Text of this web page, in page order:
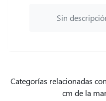
Sin
Categorías relacionadas
cm de la